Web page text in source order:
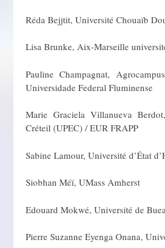
Réda Bejjtit, Université Chouaïb
Lisa Brunke, Aix-Marseille
Pauline Champagnat,
Universidade Federal Fluminense
Marie Graciela Villanueva
Créteil (UPEC) / EUR FRAPP
Sabine Lamour, Université d’État
Siobhan Méï, UMass Amherst
Edouard Mokwé, Université de Buea
Pierre Suzanne Eyenga Onana,